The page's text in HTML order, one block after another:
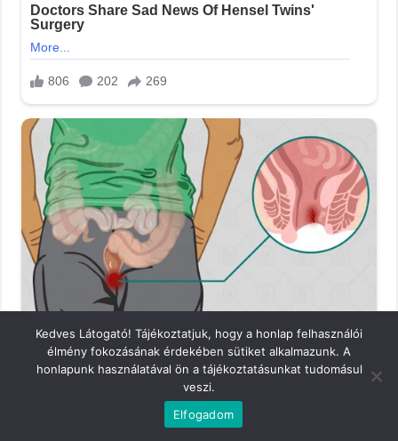
Kedves Látogató! Tájékoztatjuk, hogy a honlap felhasználói
élmény fokozásának érdekében sütiket alkalmazunk. A
honlapunk használatával ön a tájékoztatásunkat tudomásul
veszi.
Elfogadom